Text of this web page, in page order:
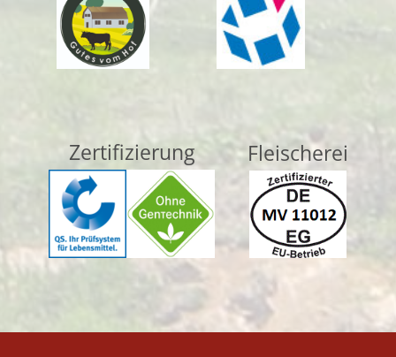
Zertifizierung Fleischerei